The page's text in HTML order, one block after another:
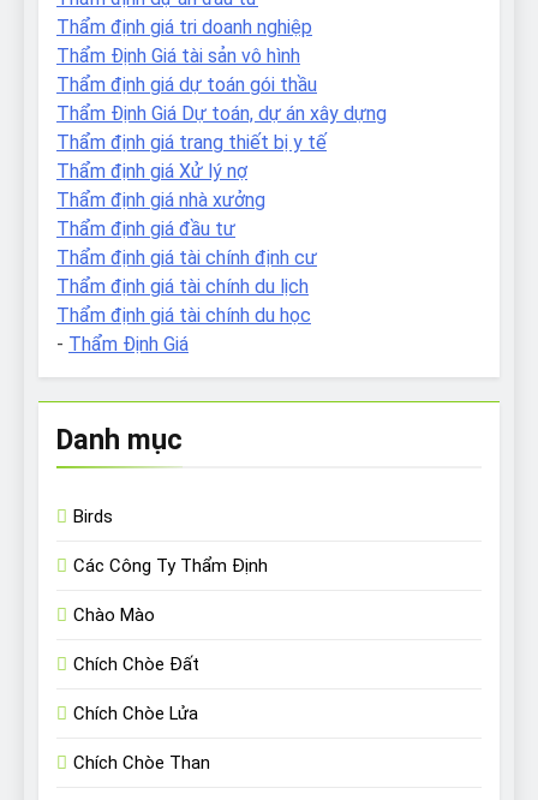
Thẩm định giá tri doanh nghiệp
Thẩm Định Giá tài sản vô hình
Thẩm định giá dự toán gói thầu
Thẩm Định Giá Dự toán, dự án xây dựng
Thẩm định giá trang thiết bị y tế
Thẩm định giá Xử lý nợ
Thẩm định giá nhà xưởng
Thẩm định giá đầu tư
Thẩm định giá tài chính định cư
Thẩm định giá tài chính du lịch
Thẩm định giá tài chính du học
- Thẩm Định Giá
Danh mục
Birds
Các Công Ty Thẩm Định
Chào Mào
Chích Chòe Đất
Chích Chòe Lửa
Chích Chòe Than